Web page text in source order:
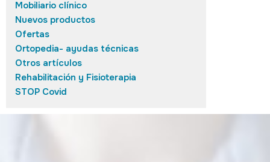
Mobiliario clínico
Nuevos productos
Ofertas
Ortopedia- ayudas técnicas
Otros artículos
Rehabilitación y Fisioterapia
STOP Covid